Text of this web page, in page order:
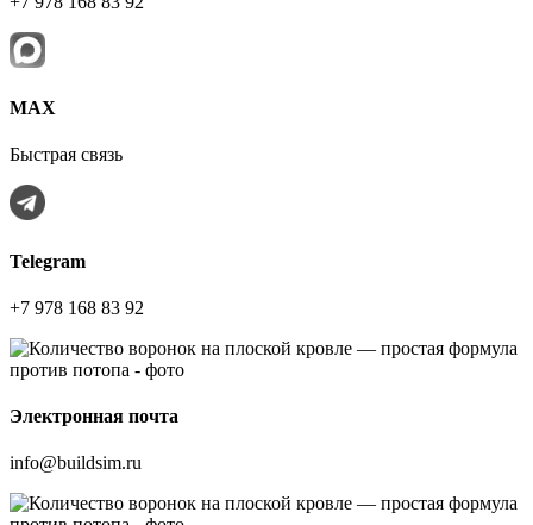
МАХ
Быстрая связь
Telegram
+7 978 168 83 92
Электронная почта
info@buildsim.ru